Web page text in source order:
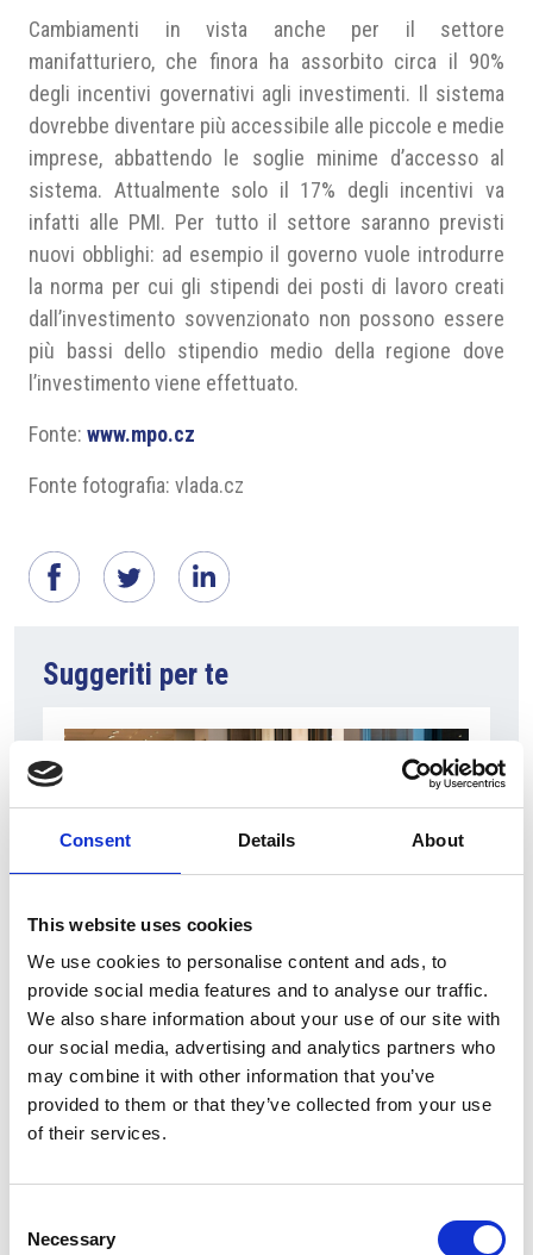
Consent Details About
This website uses cookies
We use cookies to personalise content and ads, to
provide social media features and to analyse our traffic.
We also share information about your use of our site with
our social media, advertising and analytics partners who
may combine it with other information that you’ve
provided to them or that they’ve collected from your use
of their services.
Selection
Necessary
Cambiamenti in vista anche per il settore
manifatturiero, che finora ha assorbito circa il 90%
degli incentivi governativi agli investimenti. Il sistema
dovrebbe diventare più accessibile alle piccole e medie
imprese, abbattendo le soglie minime d’accesso al
sistema. Attualmente solo il 17% degli incentivi va
infatti alle PMI. Per tutto il settore saranno previsti
nuovi obblighi: ad esempio il governo vuole introdurre
la norma per cui gli stipendi dei posti di lavoro creati
dall’investimento sovvenzionato non possono essere
più bassi dello stipendio medio della regione dove
l’investimento viene effettuato.
Fonte: www.mpo.cz
Fonte fotografia: vlada.cz
Suggeriti per te
Il commercio retail continua con una crescita
dinamica
Overview Economica
Repubblica Ceca